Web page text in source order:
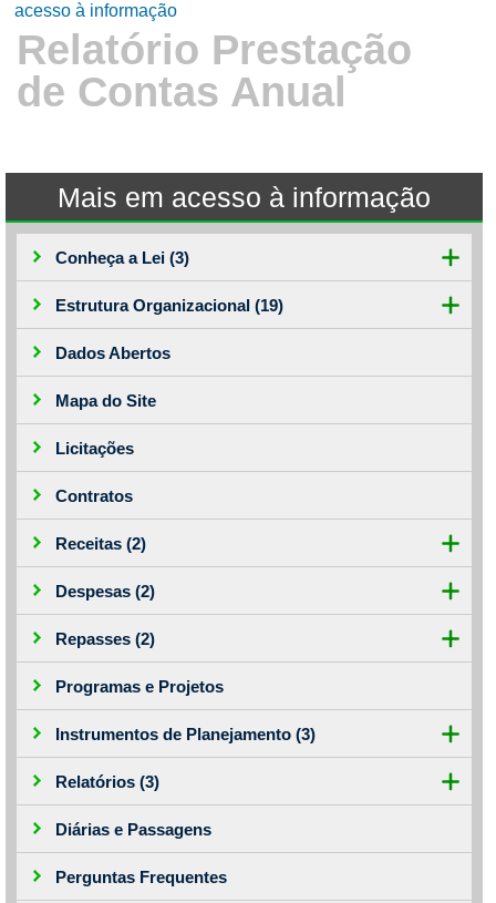
Notícias
Prefeituras
Servidor
Transparência
Áudios
Fale conosco
Fale conosco
Nome*
Telefone 2
E-mail*
Assunto*
Mensagem*
*Campos obrigatórios
Ao iniciar um contato, você concorda com a
privacidade
...Ou se preferir
Ligue para nós
(77) 3454 - 3994
E-mail
acesso à informação
Relatório Prestação
de Contas Anual
Mais em acesso à informação
Conheça a Lei (3)
Estrutura Organizacional (19)
Dados Abertos
Mapa do Site
Licitações
Contratos
Receitas (2)
Despesas (2)
Repasses (2)
Programas e Projetos
Instrumentos de Planejamento (3)
Relatórios (3)
Diárias e Passagens
Perguntas Frequentes